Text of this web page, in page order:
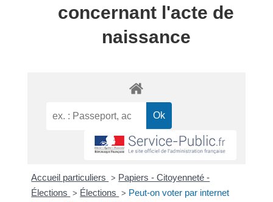
concernant l'acte de
naissance
Accueil particuliers > Papiers - Citoyenneté -
Élections > Élections > Peut-on voter par internet